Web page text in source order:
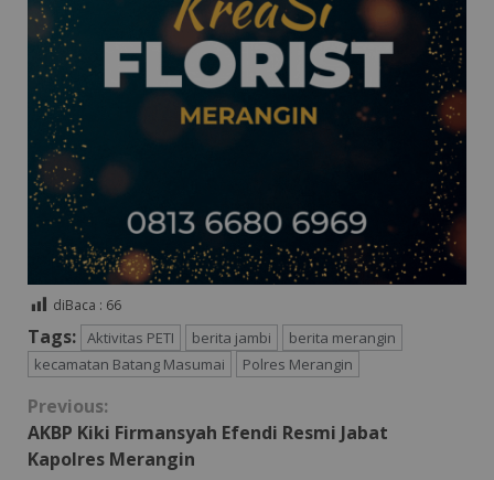
diBaca : 66
Tags: Aktivitas PETI berita jambi
berita merangin
kecamatan Batang Masumai
Polres Merangin
Continue
Reading
Previous:
AKBP Kiki Firmansyah Efendi Resmi Jabat
Kapolres Merangin